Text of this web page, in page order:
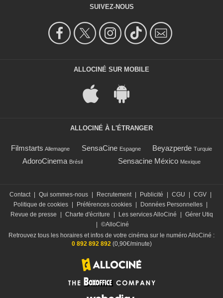
SUIVEZ-NOUS
ALLOCINÉ SUR MOBILE
ALLOCINÉ À L'ÉTRANGER
Filmstarts Allemagne SensaCine Espagne Beyazperde Turquie
AdoroCinema Brésil Sensacine México Mexique
Contact | Qui sommes-nous | Recrutement | Publicité | CGU | CGV |
Politique de cookies | Préférences cookies | Données Personnelles |
Revue de presse
| Charte d'écriture | Les services AlloCiné | Gérer Utiq
| ©AlloCiné
Retrouvez tous les horaires et infos de votre cinéma sur le numéro AlloCiné :
0 892 892 892 (0,90€/minute)